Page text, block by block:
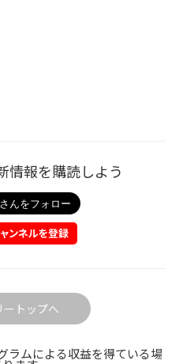
情報を購読しよう
ートップへ
ラムによる収益を得ている場